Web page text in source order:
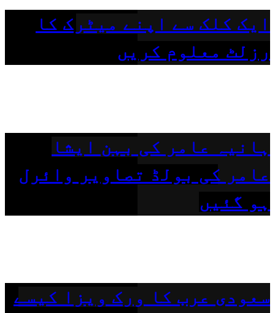
ایک کلک سے اپنے میٹرک کا
رزلٹ معلوم کریں
ہانیہ عامر کی بہن ایشا
عامر کی بولڈ تصاویر وائرل
ہو گئیں
سعودی عرب کا ورک ویزا کیسے